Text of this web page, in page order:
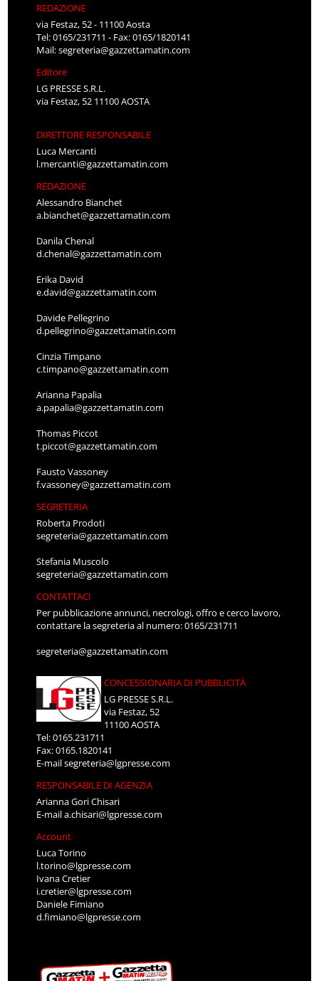
REDAZIONE
via Festaz, 52 - 11100 Aosta
Tel: 0165/231711 - Fax: 0165/1820141
Mail:segreteria@gazzettamatin.com
Editore
LG PRESSE S.R.L.
via Festaz, 52 11100 AOSTA
DIRETTORE RESPONSABILE
Luca Mercanti
l.mercanti@gazzettamatin.com
REDAZIONE
Alessandro Bianchet
a.bianchet@gazzettamatin.com
Danila Chenal
d.chenal@gazzettamatin.com
Erika David
e.david@gazzettamatin.com
Davide Pellegrino
d.pellegrino@gazzettamatin.com
Cinzia Timpano
c.timpano@gazzettamatin.com
Arianna Papalia
a.papalia@gazzettamatin.com
Thomas Piccot
t.piccot@gazzettamatin.com
Fausto Vassoney
f.vassoney@gazzettamatin.com
SEGRETERIA
Roberta Prodoti
segreteria@gazzettamatin.com
Stefania Muscolo
segreteria@gazzettamatin.com
CONTATTACI
Per pubblicazione annunci, necrologi, offro e cerco lavoro,
contattare la segreteria al numero: 0165/231711
segreteria@gazzettamatin.com
CONCESSIONARIA DI PUBBLICITÀ
LG PRESSE S.R.L.
via Festaz, 52
11100 AOSTA
Tel: 0165.231711
Fax: 0165.1820141
E-mailsegreteria@lgpresse.com
RESPONSABILE DI AGENZIA
Arianna Gori Chisari
E-maila.chisari@lgpresse.com
Account
Luca Torino
l.torino@lgpresse.com
Ivana Cretier
i.cretier@lgpresse.com
Daniele Fimiano
d.fimiano@lgpresse.com